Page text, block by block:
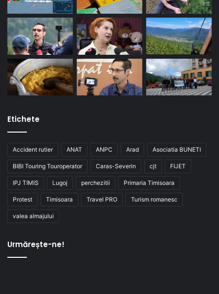
Etichete
Accident rutier ANAT ANPC Arad Asociatia BUNETI
BIBI Touring Touroperator Caras-Severin cjt FIJET
IPJ TIMIS Lugoj perchezitii Primaria Timisoara
Protest Timisoara Travel PRO Turism romanesc
valea almajului
Urmărește-ne!